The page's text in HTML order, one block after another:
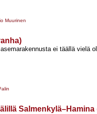
Muurinen
ei täällä vielä
Salmenkylä–Hamina